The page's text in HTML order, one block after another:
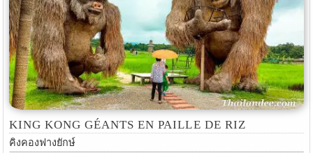
KING KONG GÉANTS EN PAILLE DE RIZ
คิงคองฟางยักษ์